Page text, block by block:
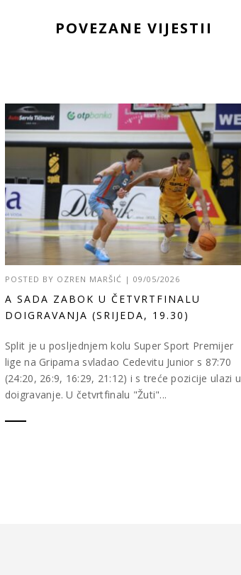
POVEZANE VIJESTII
POSTED BY OZREN MARŠIĆ | 09/05/2026
A SADA ZABOK U ČETVRTFINALU
DOIGRAVANJA (SRIJEDA, 19.30)
Split je u posljednjem kolu Super Sport Premijer
lige na Gripama svladao Cedevitu Junior s 87:70
(24:20, 26:9, 16:29, 21:12) i s treće pozicije ulazi u
doigravanje. U četvrtfinalu "Žuti"...